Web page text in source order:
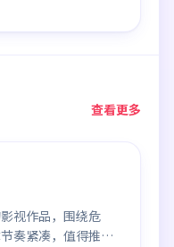
查看更多
99:26
视作品，围绕危
奏紧凑，值得推荐